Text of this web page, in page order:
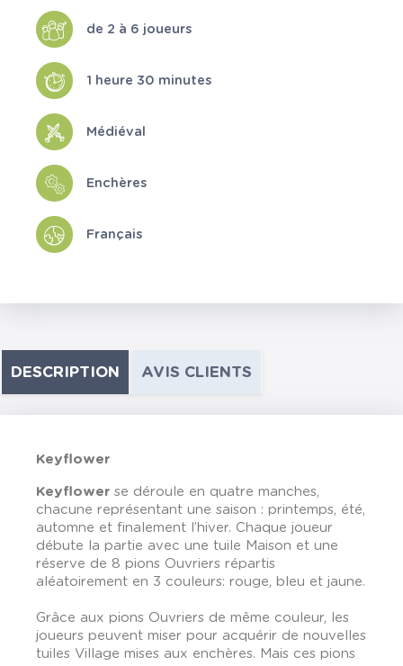
de 2 à 6 joueurs
1 heure 30 minutes
Médiéval
Enchères
Français
DESCRIPTION AVIS CLIENTS
Keyflower
Keyflower se déroule en quatre manches,
chacune représentant une saison : printemps, été,
automne et finalement l’hiver. Chaque joueur
débute la partie avec une tuile Maison et une
réserve de 8 pions Ouvriers répartis
aléatoirement en 3 couleurs: rouge, bleu et jaune.
Grâce aux pions Ouvriers de même couleur, les
joueurs peuvent miser pour acquérir de nouvelles
tuiles Village mises aux enchères. Mais ces pions